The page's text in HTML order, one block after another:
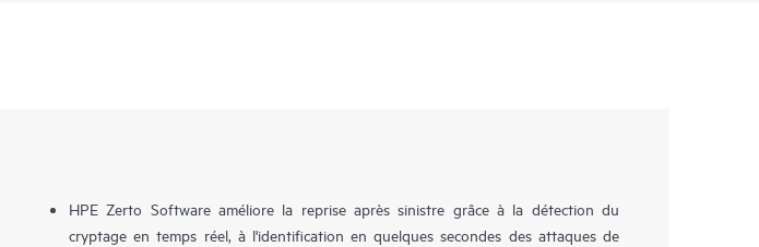
HPE Zerto Software améliore la reprise après sinistre grâce à la détection du
cryptage en temps réel, à l'identification en quelques secondes des attaques de